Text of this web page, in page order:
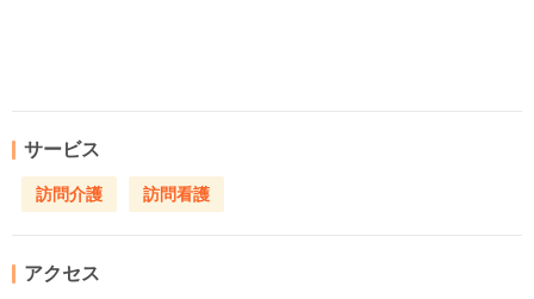
サービス
訪問介護 訪問看護
アクセス